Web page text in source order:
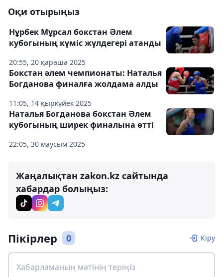
Оқи отырыңыз
20:55, 20 қараша 2025
Нұрбек Мұрсал бокстан Әлем
кубогының күміс жүлдегері атанды
11:05, 14 қыркүйек 2025
Бокстан әлем чемпионаты: Наталья
Богданова финалға жолдама алды
22:05, 30 маусым 2025
Наталья Богданова бокстан Әлем
кубогының ширек финалына өтті
Жаңалықтан zakon.kz сайтында
хабардар болыңыз:
Пікірлер 0 Кіру